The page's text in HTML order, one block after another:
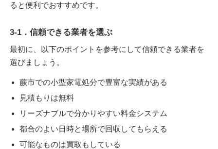
ると便利でおすすめです。
3-1．信頼できる業者を選ぶ
最初に、以下のポイントを参考にして信頼できる業者を
選びましょう。
蕨市での小型家電処分で豊富な実績がある
見積もりは無料
リーズナブルで分かりやすい料金システム
都合のよい日時と場所で回収してもらえる
可能なものは買取もしている